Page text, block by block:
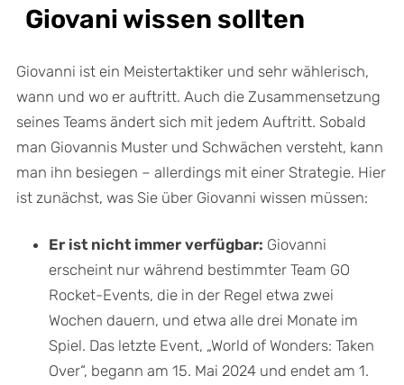
Giovani wissen sollten
Giovanni ist ein Meistertaktiker und sehr wählerisch,
wann und wo er auftritt. Auch die Zusammensetzung
seines Teams ändert sich mit jedem Auftritt. Sobald
man Giovannis Muster und Schwächen versteht, kann
man ihn besiegen – allerdings mit einer Strategie. Hier
ist zunächst, was Sie über Giovanni wissen müssen:
Er ist nicht immer verfügbar: Giovanni
erscheint nur während bestimmter Team GO
Rocket-Events, die in der Regel etwa zwei
Wochen dauern, und etwa alle drei Monate im
Spiel. Das letzte Event, „World of Wonders: Taken
Over“, begann am 15. Mai 2024 und endet am 1.